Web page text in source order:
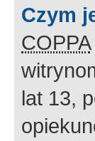
Czym
COPPA
lat 13,